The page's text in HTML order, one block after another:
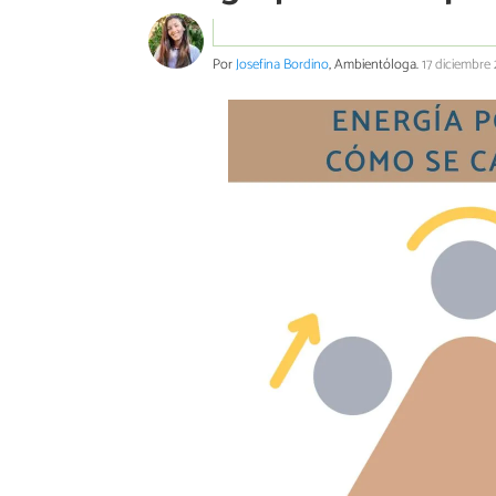
PorJosefina Bordino, Ambientóloga.17